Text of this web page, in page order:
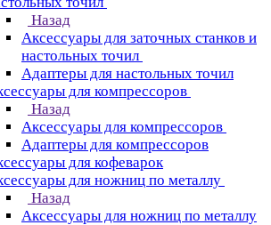
Назад
Аксессуары для заточных станков и
настольных точил
Адаптеры для настольных точил
для компрессоров
Назад
Аксессуары для компрессоров
Адаптеры для компрессоров
для кофеварок
для ножниц по металлу
Назад
Аксессуары для ножниц по металлу